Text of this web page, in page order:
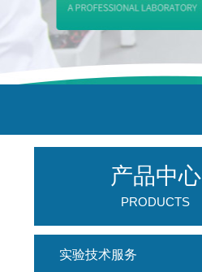
产品中心
PRODUCTS
实验技术服务